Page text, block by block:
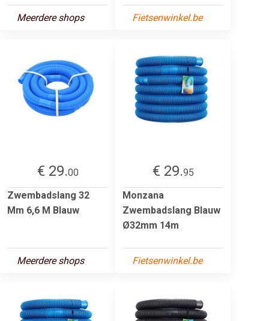
Meerdere shops Fietsenwinkel.be
€ 29.00
Zwembadslang 32
Mm 6,6 M Blauw
Meerdere shops
€ 29.95
Monzana
Zwembadslang Blauw
Ø32mm 14m
Fietsenwinkel.be